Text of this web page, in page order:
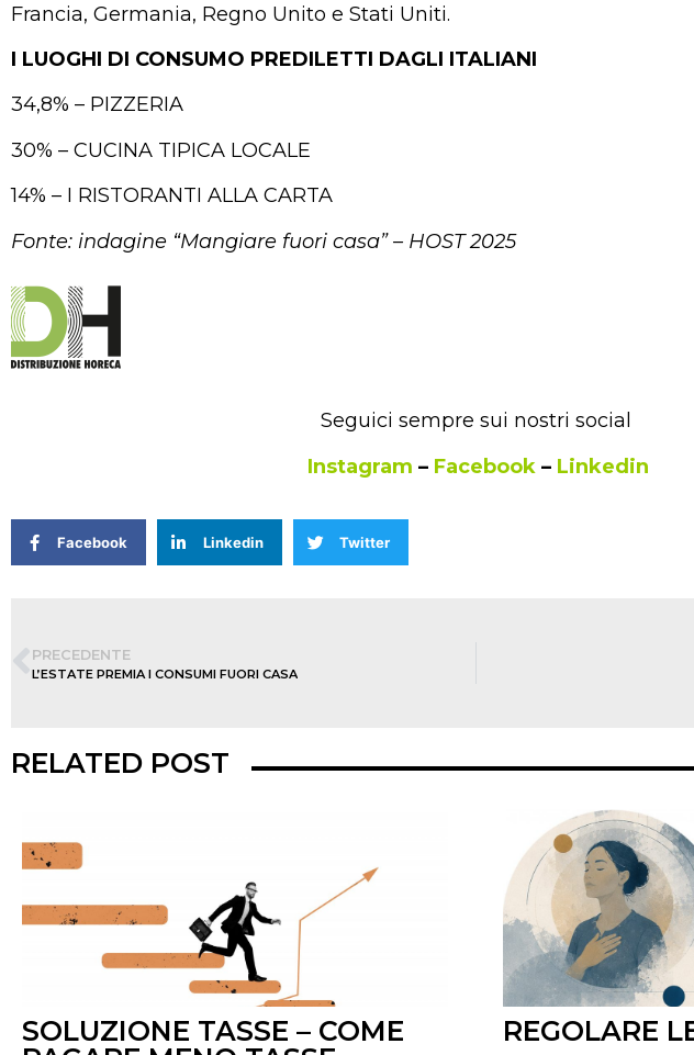
Francia, Germania, Regno Unito e Stati Uniti.
I LUOGHI DI CONSUMO PREDILETTI DAGLI ITALIANI
34,8% – PIZZERIA
30% – CUCINA TIPICA LOCALE
14% – I RISTORANTI ALLA CARTA
Fonte: indagine “Mangiare fuori casa” – HOST 2025
Seguici sempre sui nostri social
Instagram – Facebook – Linkedin
Facebook Linkedin Twitter
PRECEDENTE
L’ESTATE PREMIA I CONSUMI FUORI CASA
RELATED POST
SOLUZIONE TASSE – COME
REGOLARE